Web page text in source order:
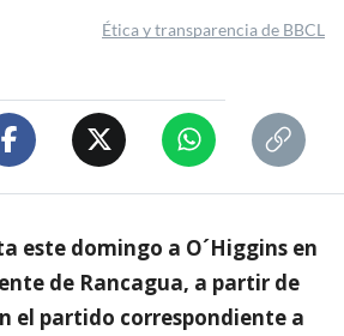
Ética y transparencia de BBCL
este domingo a O´Higgins en
de Rancagua, a partir de
el partido correspondiente a